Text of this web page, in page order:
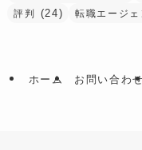
評判 (24) 転職エージェ
ホーム お問い合わせ